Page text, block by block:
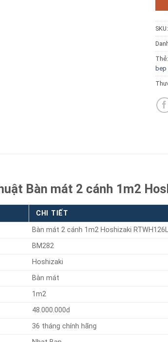
Báo giá miễn
SKU:
Thẻ:
bep
Bàn mát 2 cánh 1m2
CHI TIẾT
Bàn mát 2 cánh 1m2 Hoshizaki
BM282
Hoshizaki
Bàn mát
1m2
48.000.000d
36 tháng chính hãng